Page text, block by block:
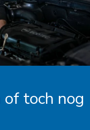
of toch nog